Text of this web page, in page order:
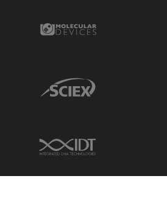
Molecular Devices Link
Sciex Link
IDT Link